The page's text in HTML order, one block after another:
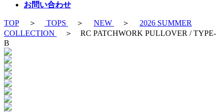
お問い合わせ
TOP＞ TOPS ＞ NEW ＞ 2026 SUMMER
COLLECTION
＞ RC PATCHWORK PULLOVER / TYPE-
B